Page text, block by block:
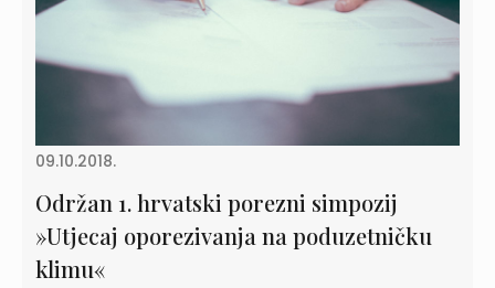
09.10.2018.
Održan 1. hrvatski porezni simpozij
»Utjecaj oporezivanja na poduzetničku
klimu«